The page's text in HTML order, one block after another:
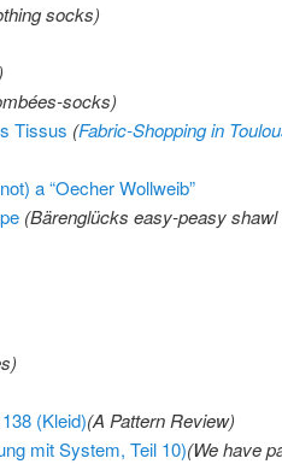
socks)
socks)
Tissus (Fabric-Shopping in
a “Oecher Wollweib”
(Bärenglücks easy-peasy shawl
)
(Kleid)(A Pattern Review)
mit System, Teil 10)(We have